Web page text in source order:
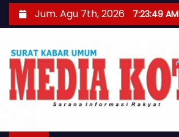
k
Jum. Agu 7th, 2026 7:23:49 AM